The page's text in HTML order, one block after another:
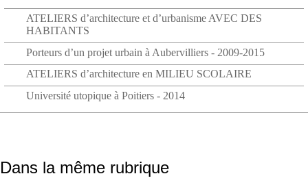
ATELIERS d’architecture et d’urbanisme AVEC DES
HABITANTS
Porteurs d’un projet urbain à Aubervilliers - 2009-2015
ATELIERS d’architecture en MILIEU SCOLAIRE
Université utopique à Poitiers - 2014
Dans la même rubrique